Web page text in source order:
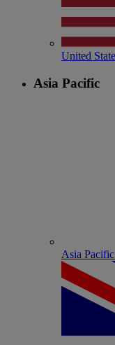
United
Asia Pacific
Asia